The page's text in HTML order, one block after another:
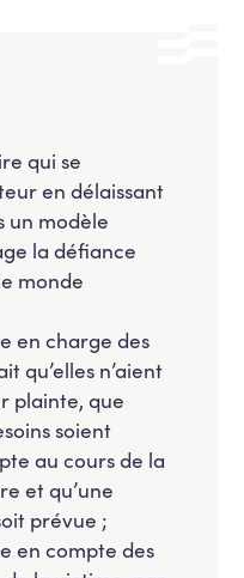
qui se
en délaissant
un modèle
la défiance
monde
en charge des
qu’elles n’aient
plainte, que
soient
au cours de la
et qu’une
prévue ;
en compte des